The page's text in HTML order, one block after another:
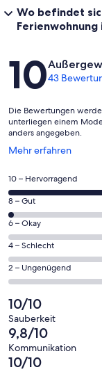
Wo befindet
1043
Die Bewertungen
unterliegen einem
anders angegeben.
Mehr erfahren
Wird
einem
neuen
Fenster
geöffnet
42
von
insgesamt
43
haben
eine
Bewertung
von
10
-
Hervorragend
10 – Hervorragend
1
von
insgesamt
43
haben
Bewertung
von
8
-
Gut
8 – Gut
0
von
insgesamt
43
haben
eine
Bewertung
von
6
6 – Okay
0
von
insgesamt
Gästebewertungen
haben
eine
Bewertung
von
4 – Schlecht
0
von
insgesamt
43
Gästebewertungen
haben
eine
2 – Ungenügend
10/10
Sauberkeit
9,8/10
Kommunikation
10/10